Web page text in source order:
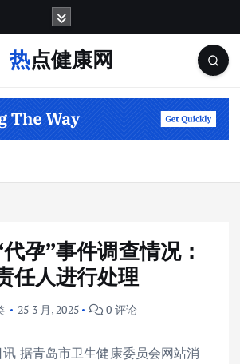
热点健康网
孕”事件调查情况：
任人进行处理
25 3 月, 2025 0 评论
据青岛市卫生健康委员会网站消